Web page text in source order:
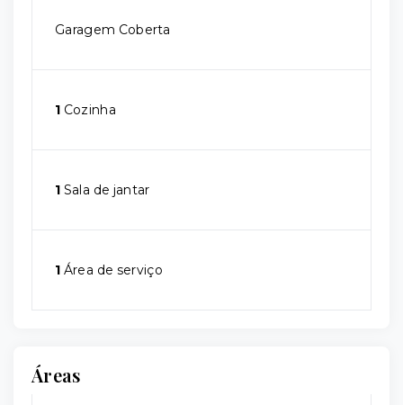
Garagem Coberta
1 Cozinha
1 Sala de jantar
1 Área de serviço
Áreas